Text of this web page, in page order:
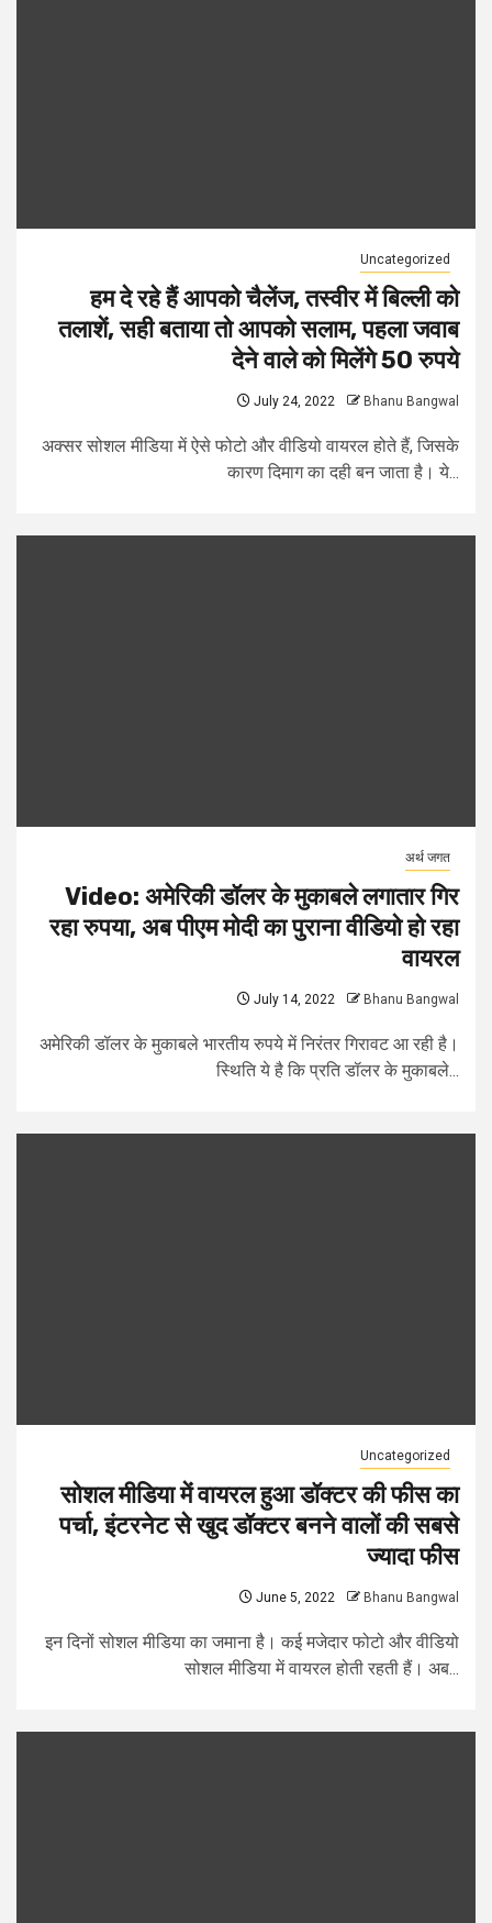
Uncategorized
हम दे रहे हैं आपको चैलेंज, तस्वीर में बिल्ली को
तलाशें, सही बताया तो आपको सलाम, पहला जवाब
देने वाले को मिलेंगे 50 रुपये
July 24, 2022 Bhanu Bangwal
अक्सर सोशल मीडिया में ऐसे फोटो और वीडियो वायरल होते हैं, जिसके
कारण दिमाग का दही बन जाता है। ये...
अर्थ जगत
Video: अमेरिकी डॉलर के मुकाबले लगातार गिर
रहा रुपया, अब पीएम मोदी का पुराना वीडियो हो रहा
वायरल
July 14, 2022 Bhanu Bangwal
अमेरिकी डॉलर के मुकाबले भारतीय रुपये में निरंतर गिरावट आ रही है।
स्थिति ये है कि प्रति डॉलर के मुकाबले...
Uncategorized
सोशल मीडिया में वायरल हुआ डॉक्टर की फीस का
पर्चा, इंटरनेट से खुद डॉक्टर बनने वालों की सबसे
ज्यादा फीस
June 5, 2022 Bhanu Bangwal
इन दिनों सोशल मीडिया का जमाना है। कई मजेदार फोटो और वीडियो
सोशल मीडिया में वायरल होती रहती हैं। अब...